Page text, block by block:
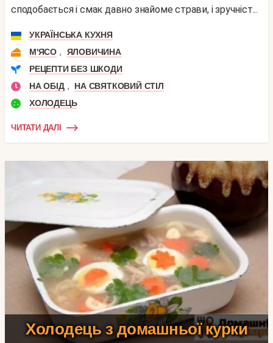
сподобається і смак давно знайоме страви, і зручніст...
УКРАЇНСЬКА КУХНЯ
М'ЯСО ,
ЯЛОВИЧИНА
РЕЦЕПТИ БЕЗ ШКОДИ
НА ОБІД ,
НА СВЯТКОВИЙ СТІЛ
ХОЛОДЕЦЬ
ЧИТАТИ ДАЛІ
Холодець з домашньої курки